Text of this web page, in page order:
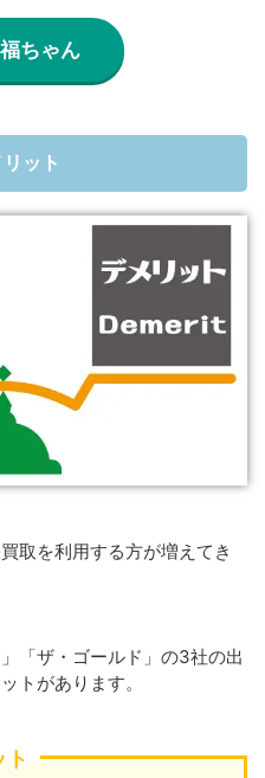
福ちゃん
ット
取を利用する方が増えてき
「ザ・ゴールド」の3社の出
トがあります。
ト